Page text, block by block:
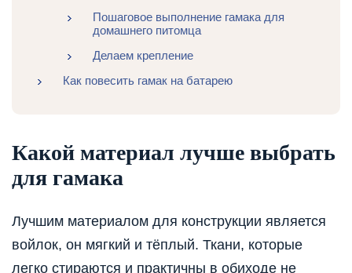
Пошаговое выполнение гамака для
домашнего питомца
Делаем крепление
Как повесить гамак на батарею
Какой материал лучше выбрать
для гамака
Лучшим материалом для конструкции является
войлок, он мягкий и тёплый. Ткани, которые
легко стираются и практичны в обиходе не